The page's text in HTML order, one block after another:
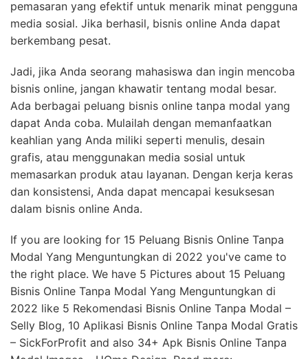
pemasaran yang efektif untuk menarik minat pengguna
media sosial. Jika berhasil, bisnis online Anda dapat
berkembang pesat.
Jadi, jika Anda seorang mahasiswa dan ingin mencoba
bisnis online, jangan khawatir tentang modal besar.
Ada berbagai peluang bisnis online tanpa modal yang
dapat Anda coba. Mulailah dengan memanfaatkan
keahlian yang Anda miliki seperti menulis, desain
grafis, atau menggunakan media sosial untuk
memasarkan produk atau layanan. Dengan kerja keras
dan konsistensi, Anda dapat mencapai kesuksesan
dalam bisnis online Anda.
If you are looking for 15 Peluang Bisnis Online Tanpa
Modal Yang Menguntungkan di 2022 you've came to
the right place. We have 5 Pictures about 15 Peluang
Bisnis Online Tanpa Modal Yang Menguntungkan di
2022 like 5 Rekomendasi Bisnis Online Tanpa Modal –
Selly Blog, 10 Aplikasi Bisnis Online Tanpa Modal Gratis
– SickForProfit and also 34+ Apk Bisnis Online Tanpa